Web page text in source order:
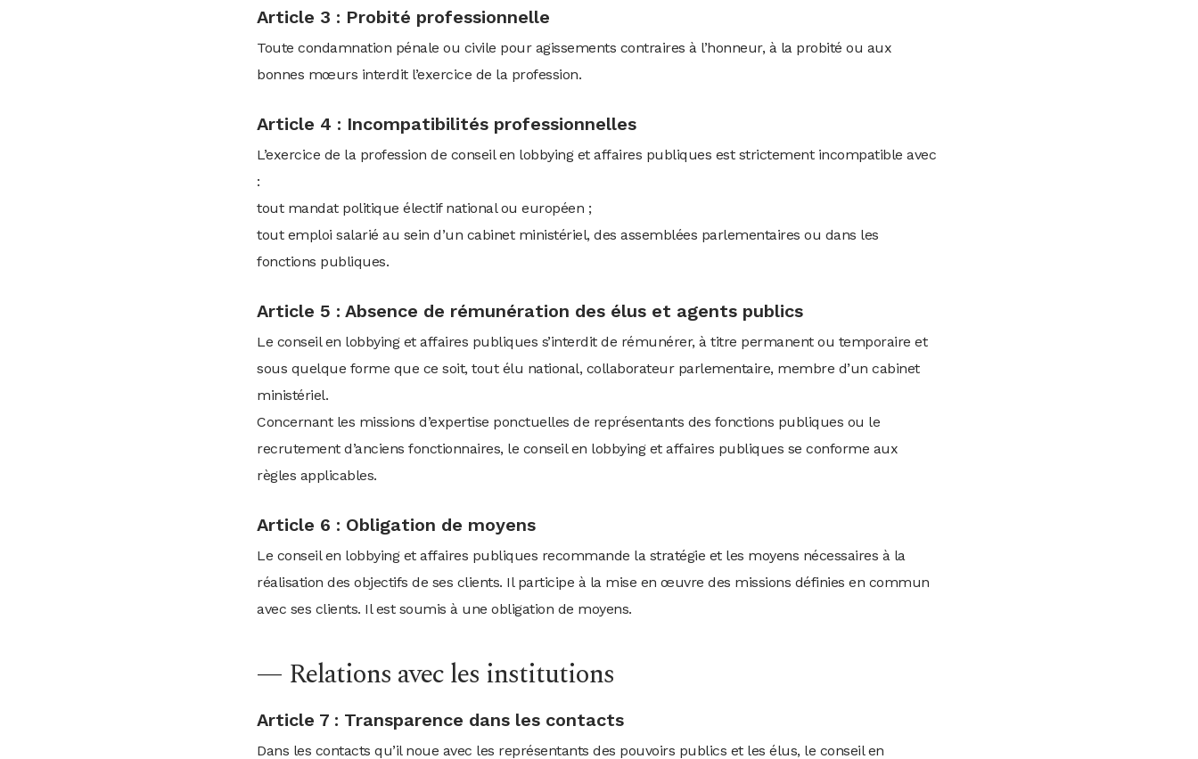
Article 3 : Probité professionnelle
Toute condamnation pénale ou civile pour agissements contraires à l’honneur, à la probité ou aux
bonnes mœurs interdit l’exercice de la profession.
Article 4 : Incompatibilités professionnelles
L’exercice de la profession de conseil en lobbying et affaires publiques est strictement incompatible avec
:
tout mandat politique électif national ou européen ;
tout emploi salarié au sein d’un cabinet ministériel, des assemblées parlementaires ou dans les
fonctions publiques.
Article 5 : Absence de rémunération des élus et agents publics
Le conseil en lobbying et affaires publiques s’interdit de rémunérer, à titre permanent ou temporaire et
sous quelque forme que ce soit, tout élu national, collaborateur parlementaire, membre d’un cabinet
ministériel.
Concernant les missions d’expertise ponctuelles de représentants des fonctions publiques ou le
recrutement d’anciens fonctionnaires, le conseil en lobbying et affaires publiques se conforme aux
règles applicables.
Article 6 : Obligation de moyens
Le conseil en lobbying et affaires publiques recommande la stratégie et les moyens nécessaires à la
réalisation des objectifs de ses clients. Il participe à la mise en œuvre des missions définies en commun
avec ses clients. Il est soumis à une obligation de moyens.
— Relations avec les institutions
Article 7 : Transparence dans les contacts
Dans les contacts qu’il noue avec les représentants des pouvoirs publics et les élus, le conseil en